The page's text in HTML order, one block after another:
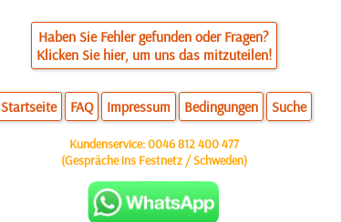
Haben Sie Fehler gefunden oder Fragen?
Klicken Sie hier, um uns das mitzuteilen!
Startseite FAQ Impressum Bedingungen Suche
Kundenservice:0046 812 400 477
(Gespräche ins Festnetz / Schweden)